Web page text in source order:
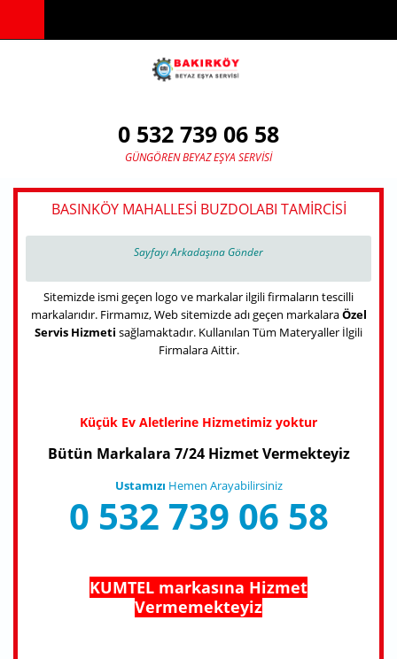
0 532 739 06 58
GÜNGÖREN BEYAZ EŞYA SERVISI
BASINKÖY MAHALLESI BUZDOLABI TAMIRCISI
Sayfayı Arkadaşına Gönder
Sitemizde ismi geçen logo ve markalar ilgili firmaların tescilli
markalarıdır. Firmamız, Web sitemizde adı geçen markalaraÖzel
Servis Hizmeti sağlamaktadır. Kullanılan Tüm Materyaller İlgili
Firmalara Aittir.
Küçük Ev Aletlerine Hizmetimiz yoktur
Bütün Markalara 7/24 Hizmet Vermekteyiz
Ustamızı Hemen Arayabilirsiniz
0 532 739 06 58
KUMTEL markasına Hizmet
Vermemekteyiz